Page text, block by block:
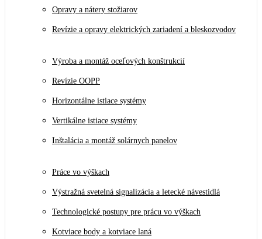
Opravy a nátery stožiarov
Revízie a opravy elektrických zariadení a bleskozvodov
Výroba a montáž oceľových konštrukcií
Revízie OOPP
Horizontálne istiace systémy
Vertikálne istiace systémy
Inštalácia a montáž solárnych panelov
Práce vo výškach
Výstražná svetelná signalizácia a letecké návestidlá
Technologické postupy pre prácu vo výškach
Kotviace body a kotviace laná